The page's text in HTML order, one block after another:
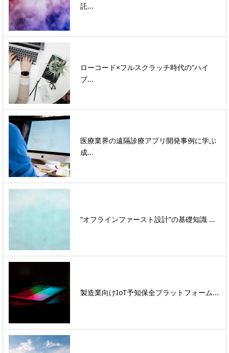
託...
ローコード×フルスクラッチ時代の“ハイ
ブ...
医療業界の遠隔診療アプリ開発事例に学ぶ
成...
“オフラインファースト設計”の基礎知識 ...
製造業向けIoT予知保全プラットフォーム...